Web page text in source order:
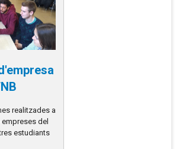
realitzades a
empreses del
estudiants